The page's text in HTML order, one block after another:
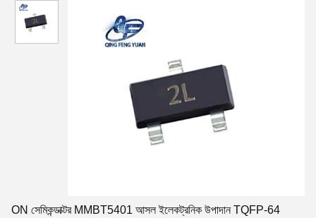
ON সেমিকন্ডাক্টর MMBT5401 আসল ইলেকট্রনিক উপাদান TQFP-64